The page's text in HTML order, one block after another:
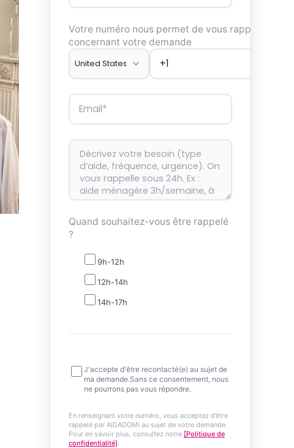
Votre numéro nous permet de vous rappeler
concernant votre demande
Quand souhaitez-vous être rappelé
?
9h-12h
12h-14h
14h-17h
J'accepte d'être recontacté(e) au sujet de
ma demande.Sans ce consentement, nous
ne pourrons pas vous répondre.
En renseignant votre numéro, vous acceptez d’être
rappelé par AIDADOMI au sujet de votre demande.
Pour en savoir plus, consultez notre [Politique de
confidentialité]